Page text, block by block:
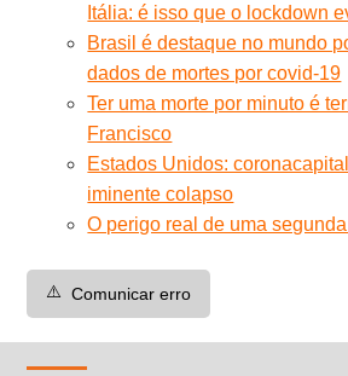
Itália: é isso que o lockdown
Brasil é destaque no mundo
dados de mortes por covid-19
Ter uma morte por minuto é
Francisco
Estados Unidos:
iminente colapso
O perigo real de uma
⚠️ Comunicar erro